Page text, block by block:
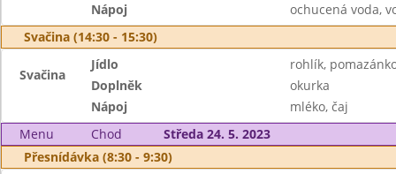
Nápoj
ochucená voda,
Svačina (14:30 - 15:30)
Svačina
Jídlo
rohlík,
Doplněk
okurka
Nápoj
mléko, čaj
Menu
Chod
Středa 24. 5. 2023
Přesnídávka (8:30 - 9:30)